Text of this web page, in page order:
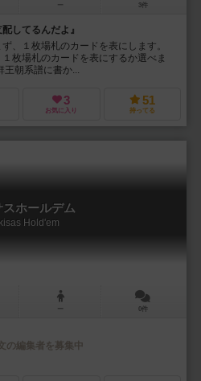
ー 3件
してるんだよ』
、１枚場札のカードを表にします。
枚場札のカードを表にするか選べま
王朝系譜に書か...
3
お気に入り
51
持ってる
スホールデム
Hold'em
ー 0件
の編集者を募集中